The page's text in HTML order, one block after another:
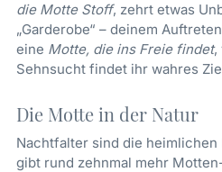
die Motte Stoff, zehrt etwas
„Garderobe“ – deinem
eine Motte, die ins Freie findet,
Sehnsucht findet ihr wahres
Die Motte in der Natur
Nachtfalter sind die heimlichen
gibt rund zehnmal mehr